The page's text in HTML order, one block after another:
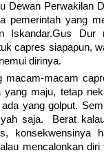
Dewan Perwakilan
pemerintah yang
Iskandar.Gus Dur
capres siapapun,
dirinya.
macam-macam
yang maju, tetap
yang golput.
saja. Berat
konsekwensinya
mencalonkan diri